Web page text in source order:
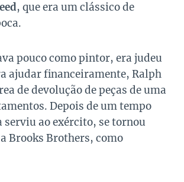
, que era um clássico de
pouco como pintor, era judeu
ajudar financeiramente, Ralph
de devolução de peças de uma
Depois de um tempo
serviu ao exército, se tornou
Brooks Brothers, como